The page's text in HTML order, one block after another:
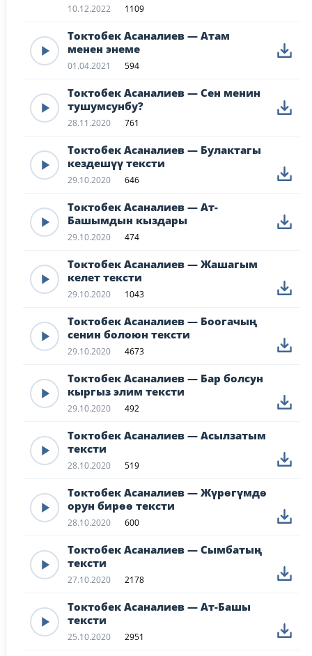
10.12.2022 1109
Токтобек Асаналиев — Атам
менен энеме
01.04.2021 594
Токтобек Асаналиев — Сен менин
тушумсунбу?
28.11.2020 761
Токтобек Асаналиев — Булактагы
кездешүү тексти
29.10.2020 646
Токтобек Асаналиев — Ат-
Башымдын кыздары
29.10.2020 474
Токтобек Асаналиев — Жашагым
келет тексти
29.10.2020 1043
Токтобек Асаналиев — Боогачың
сенин болоюн тексти
29.10.2020 4673
Токтобек Асаналиев — Бар болсун
кыргыз элим тексти
29.10.2020 492
Токтобек Асаналиев — Асылзатым
тексти
28.10.2020 519
Токтобек Асаналиев — Жүрөгүмдө
орун бирөө тексти
28.10.2020 600
Токтобек Асаналиев — Сымбатың
тексти
27.10.2020 2178
Токтобек Асаналиев — Ат-Башы
тексти
25.10.2020 2951